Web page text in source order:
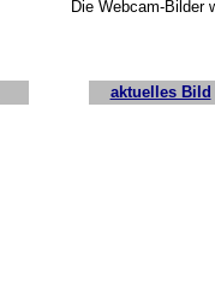
Die Webcam-Bilder
aktuelles Bild